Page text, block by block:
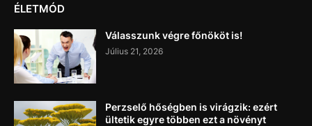
ÉLETMÓD
Válasszunk végre főnököt is!
Július 21, 2026
Perzselő hőségben is virágzik: ezért
ültetik egyre többen ezt a növényt